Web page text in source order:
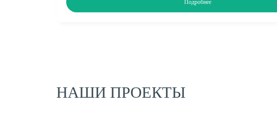
Подробнее
НАШИ ПРОЕКТЫ